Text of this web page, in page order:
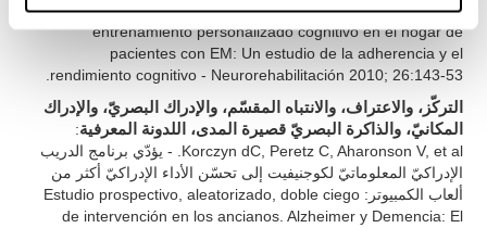
Shatil E, A Metzer, Horvitz O, Miller R. - Basado en el
entrenamiento personalizado cognitivo en el hogar de
pacientes con EM: Un estudio de la adherencia y el
rendimiento cognitivo - Neurorehabilitación 2010; 26:143-53.
التركّز، والاعتراف، والانتباه المقسّم، والإدراك البصريّ، والإدراك
المكانيّ، والذاكرة البصريّ قصيرة المدى، اللدونة المعرفية:
Korczyn dC, Peretz C, Aharonson V, et al. - يؤدّي برنامج الدريب
الإدراكيّ المعلوماتيّ لكوجنيفيت إلى تحسّن الأداء الإدراكيّ أكثر من
ألعاب الكمبيوتر: Estudio prospectivo, aleatorizado, doble ciego
de intervención en los ancianos. Alzheimer y Demencia: El